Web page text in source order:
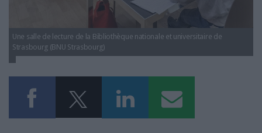
Une salle de lecture de la Bibliothèque nationale et universitaire de
Strasbourg (BNU Strasbourg)